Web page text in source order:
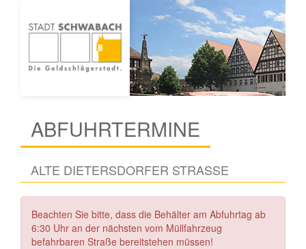
ABFUHRTERMINE
ALTE DIETERSDORFER STRASSE
Beachten Sie bitte, dass die Behälter am Abfuhrtag ab
6:30 Uhr an der nächsten vom Müllfahrzeug
befahrbaren Straße bereitstehen müssen!